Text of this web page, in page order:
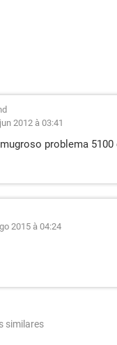
2012 à 03:41
problema
2015 à 04:24
similares